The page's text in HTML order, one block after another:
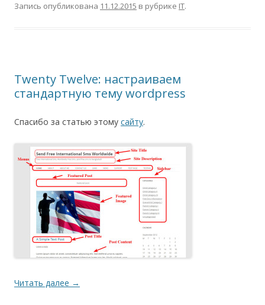
Запись опубликована 11.12.2015 в рубрике IT.
Twenty Twelve: настраиваем
стандартную тему wordpress
Спасибо за статью этому сайту.
Читать далее →